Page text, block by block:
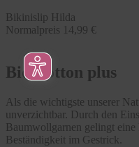
Bikinislip Hilda
Normalpreis 14,99 €
Bio Cotton plus
Als die wichtigste unserer
unverzichtbar. Durch den
Baumwollgarnen gelingt
Beständigkeit im Gestrick.